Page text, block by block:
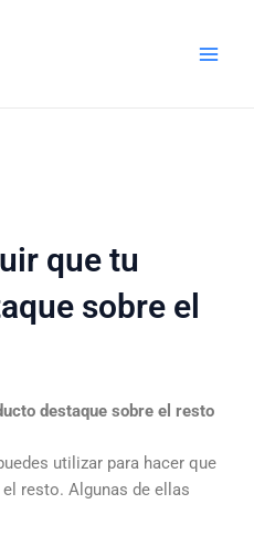
que tu
sobre el
destaque sobre el resto
utilizar para hacer que
resto. Algunas de ellas